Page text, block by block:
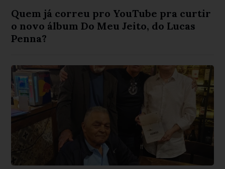
Quem já correu pro YouTube pra curtir
o novo álbum Do Meu Jeito, do Lucas
Penna?